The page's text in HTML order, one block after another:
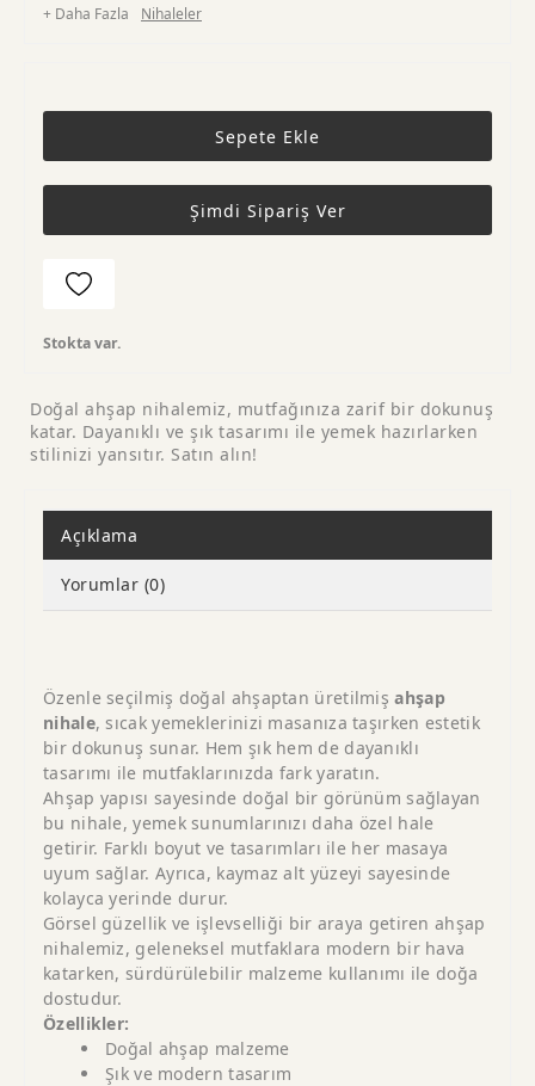
+ Daha Fazla Nihaleler
Sepete Ekle
Şimdi Sipariş Ver
Stokta var.
Doğal ahşap nihalemiz, mutfağınıza zarif bir dokunuş
katar. Dayanıklı ve şık tasarımı ile yemek hazırlarken
stilinizi yansıtır. Satın alın!
Açıklama
Yorumlar (0)
Özenle seçilmiş doğal ahşaptan üretilmişahşap
nihale, sıcak yemeklerinizi masanıza taşırken estetik
bir dokunuş sunar. Hem şık hem de dayanıklı
tasarımı ile mutfaklarınızda fark yaratın.
Ahşap yapısı sayesinde doğal bir görünüm sağlayan
bu nihale, yemek sunumlarınızı daha özel hale
getirir. Farklı boyut ve tasarımları ile her masaya
uyum sağlar. Ayrıca, kaymaz alt yüzeyi sayesinde
kolayca yerinde durur.
Görsel güzellik ve işlevselliği bir araya getiren ahşap
nihalemiz, geleneksel mutfaklara modern bir hava
katarken, sürdürülebilir malzeme kullanımı ile doğa
dostudur.
Özellikler:
Doğal ahşap malzeme
Şık ve modern tasarım